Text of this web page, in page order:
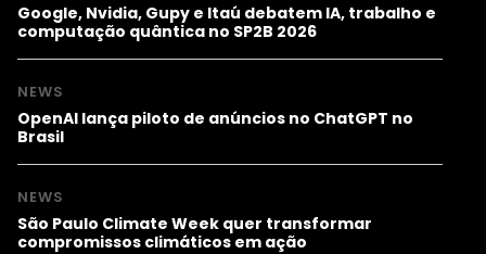
Google, Nvidia, Gupy e Itaú debatem IA, trabalho e
computação quântica no SP2B 2026
NEWS
OpenAI lança piloto de anúncios no ChatGPT no
Brasil
NEWS
São Paulo Climate Week quer transformar
compromissos climáticos em ação